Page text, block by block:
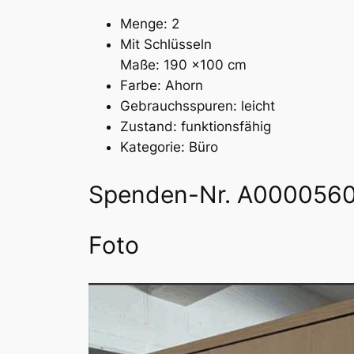
Menge: 2
Mit Schlüsseln
Maße: 190 x100 cm
Farbe: Ahorn
Gebrauchsspuren: leicht
Zustand: funktionsfähig
Kategorie: Büro
Spenden-Nr.
Foto